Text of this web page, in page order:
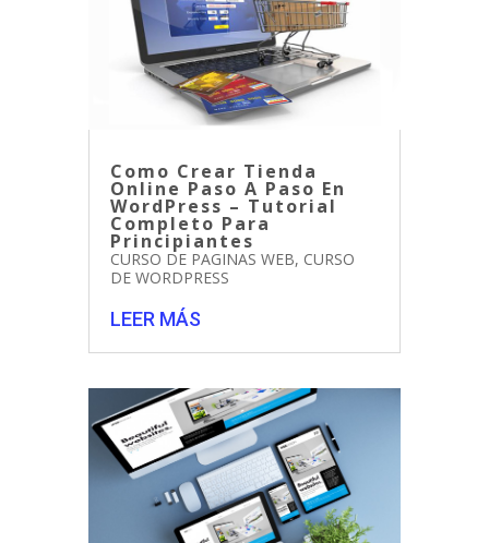
Como Crear Tienda
Online Paso A Paso En
WordPress – Tutorial
Completo Para
Principiantes
CURSO DE PAGINAS WEB, CURSO
DE WORDPRESS
LEER MÁS